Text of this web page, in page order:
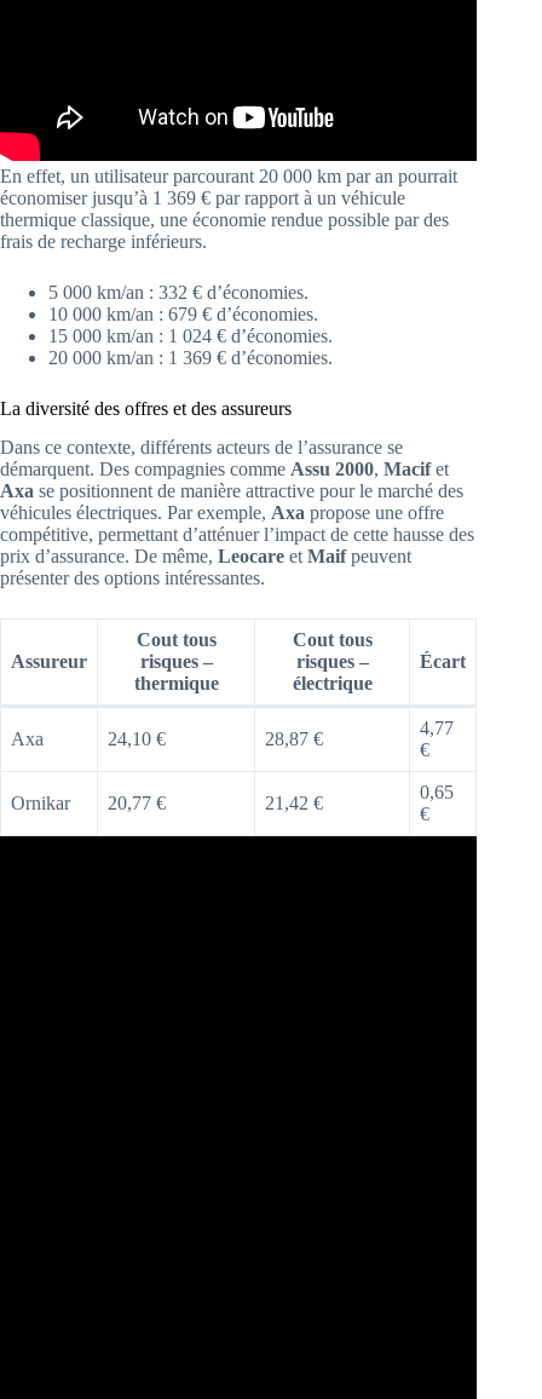
En effet, un utilisateur parcourant 20 000 km par an pourrait
économiser jusqu’à 1 369 € par rapport à un véhicule
thermique classique, une économie rendue possible par des
frais de recharge inférieurs.
5 000 km/an : 332 € d’économies.
10 000 km/an : 679 € d’économies.
15 000 km/an : 1 024 € d’économies.
20 000 km/an : 1 369 € d’économies.
La diversité des offres et des assureurs
Dans ce contexte, différents acteurs de l’assurance se
démarquent. Des compagnies comme Assu 2000, Macifet
Axa se positionnent de manière attractive pour le marché des
véhicules électriques. Par exemple, Axa propose une offre
compétitive, permettant d’atténuer l’impact de cette hausse des
prix d’assurance. De même, Leocare etMaifpeuvent
présenter des options intéressantes.
Assureur
Cout tous
risques –
thermique
Cout tous
risques –
électrique
Écart
Axa 24,10 € 28,87 €
4,77
€
Ornikar 20,77 € 21,42 €
0,65
€